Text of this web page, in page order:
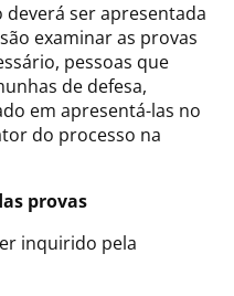
deverá ser apresentada
examinar as provas
pessoas que
de defesa,
em apresentá-las no
do processo na
provas
inquirido pela